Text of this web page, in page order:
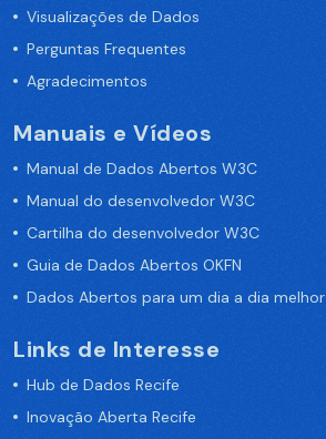
Visualizações de Dados
Perguntas Frequentes
Agradecimentos
Manuais e Vídeos
Manual de Dados Abertos W3C
Manual do desenvolvedor W3C
Cartilha do desenvolvedor W3C
Guia de Dados Abertos OKFN
Dados Abertos para um dia a dia melhor
Links de Interesse
Hub de Dados Recife
Inovação Aberta Recife